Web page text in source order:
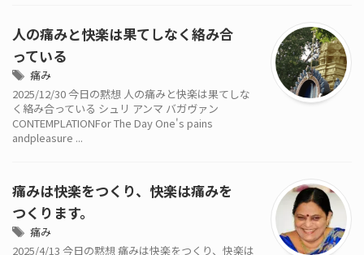
人の痛みと快楽は果てしなく絡み合
っている
痛み
2025/12/30 今日の黙想 人の痛みと快楽は果てしな
く絡み合っている シュリ アンマ バガヴァン
CONTEMPLATIONFor The Day One's pains
andpleasure ...
痛みは快楽をつくり、快楽は痛みを
つくります。
痛み
2025/4/13 今日の黙想 痛みは快楽をつくり、快楽は